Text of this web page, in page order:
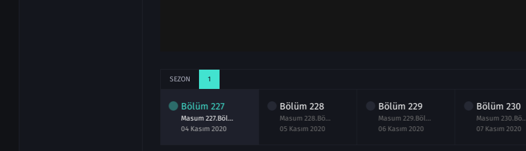
SEZON 1
Bölüm227
Masum 227.Bölüm izle 4 Kasım 2020
04 Kasım 2020
Bölüm228
Masum 228.Bölüm izle 5 Kasım 2020
05 Kasım 2020
Bölüm 229
Masum 229.Bölüm izle 6 Kasım 2020
06 Kasım 2020
Bölüm230
Masum 230.Bölüm
07 Kasım 2020